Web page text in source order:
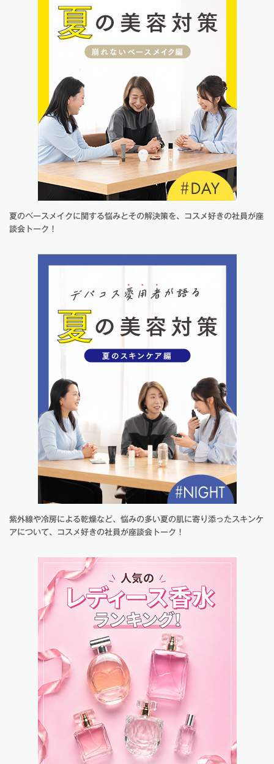
夏のベースメイクに関する悩みとその解決策を、コスメ好きの社員が座
談会トーク！
紫外線や冷房による乾燥など、悩みの多い夏の肌に寄り添ったスキンケ
アについて、コスメ好きの社員が座談会トーク！